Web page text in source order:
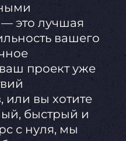
это лучшая
вашего
проект уже
вы хотите
быстрый и
с нуля, мы